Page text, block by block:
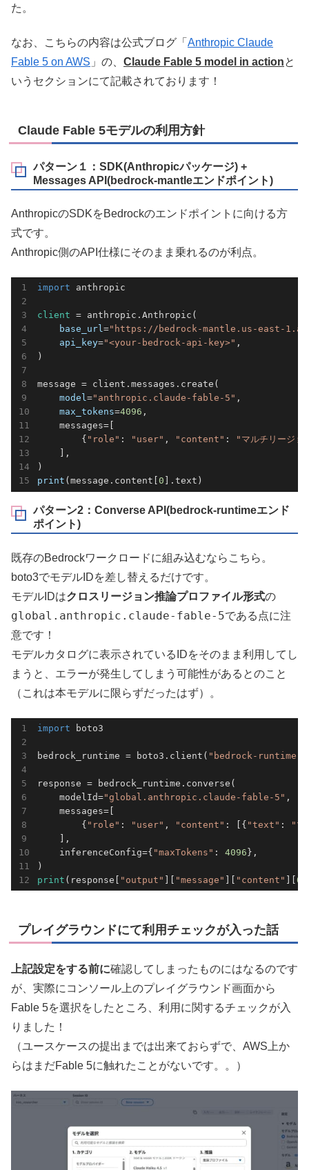
た。
なお、こちらの内容は公式ブログ「 Anthropic Claude
Fable 5 on AWS 」の、 Claude Fable 5 model in actionと
いうセクションにて記載されております！
Claude Fable 5モデルの利用方針
パターン１：SDK(Anthropicパッケージ) +
Messages API(bedrock-mantleエンドポイント)
AnthropicのSDKをBedrockのエンドポイントに向ける方
式です。
Anthropic側のAPI仕様にそのまま乗れるのが利点。
import
client = anthropic.Anthropic(
base_url="https://bedrock-mantle.us-east-
api_key="<your-bedrock-api-key>" ,
)
message = client.messages.create(
model="anthropic.claude-fable-5" ,
max_tokens=4096 ,
    messages=[
        {
"role" : "user" , "content" :
"マルチリージョ
    ],
print (message.content[0
パターン2：Converse API(bedrock-runtimeエンド
ポイント)
既存のBedrockワークロードに組み込むならこちら。
boto3でモデルIDを差し替えるだけです。
モデルIDはクロスリージョン推論プロファイル形式の
global.anthropic.claude-fable-5である点に注
意です！
モデルカタログに表示されているIDをそのまま利用してし
まうと、エラーが発生してしまう可能性があるとのこと
（これは本モデルに限らずだったはず）。
import boto3
bedrock_runtime = boto3.client( "bedrock-runtime"
response = bedrock_runtime.converse(
    modelId=
"global.anthropic.claude-fable-5" ,
    messages=[
        {
"role" : "user" , "content" : [{ "text" :
"マ
    ],
    inferenceConfig={
"maxTokens" : 4096 },
print (response[ "output" "message" "content" ][0
プレイグラウンドにて利用チェックが入った話
上記設定をする前に確認してしまったものにはなるのです
が、実際にコンソール上のプレイグラウンド画面から
Fable 5を選択をしたところ、利用に関するチェックが入
りました！
（ユースケースの提出までは出来ておらずで、AWS上か
らはまだFable 5に触れたことがないです。。）